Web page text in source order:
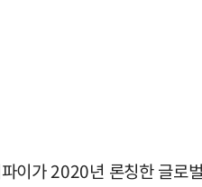
이가 2020년 론칭한 글로